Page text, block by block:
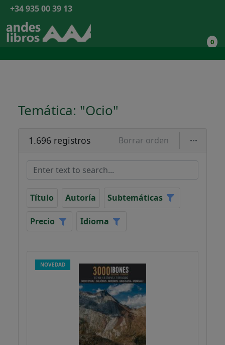
+34 935 00 39 13
0
Temática: "Ocio"
1.696 registros Borrar orden
Título Autoría Subtemáticas
Precio Idioma
NOVEDAD